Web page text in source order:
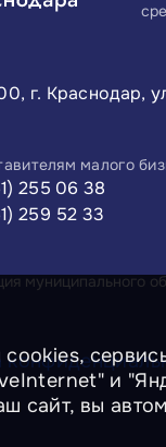
г. Краснодар,
малого
255 06 38
259 52 33
муниципального
и
сайт, вы